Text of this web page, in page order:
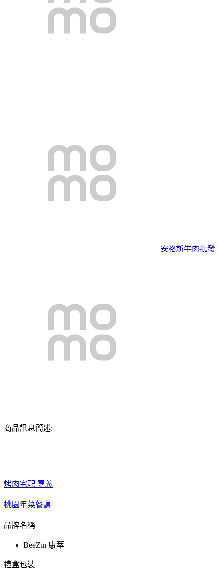
安格斯牛肉批發
商品訊息簡述:
烤肉宅配 嘉義
桃園年菜餐廳
品牌名稱
BeeZin 康萃
禮盒包裝